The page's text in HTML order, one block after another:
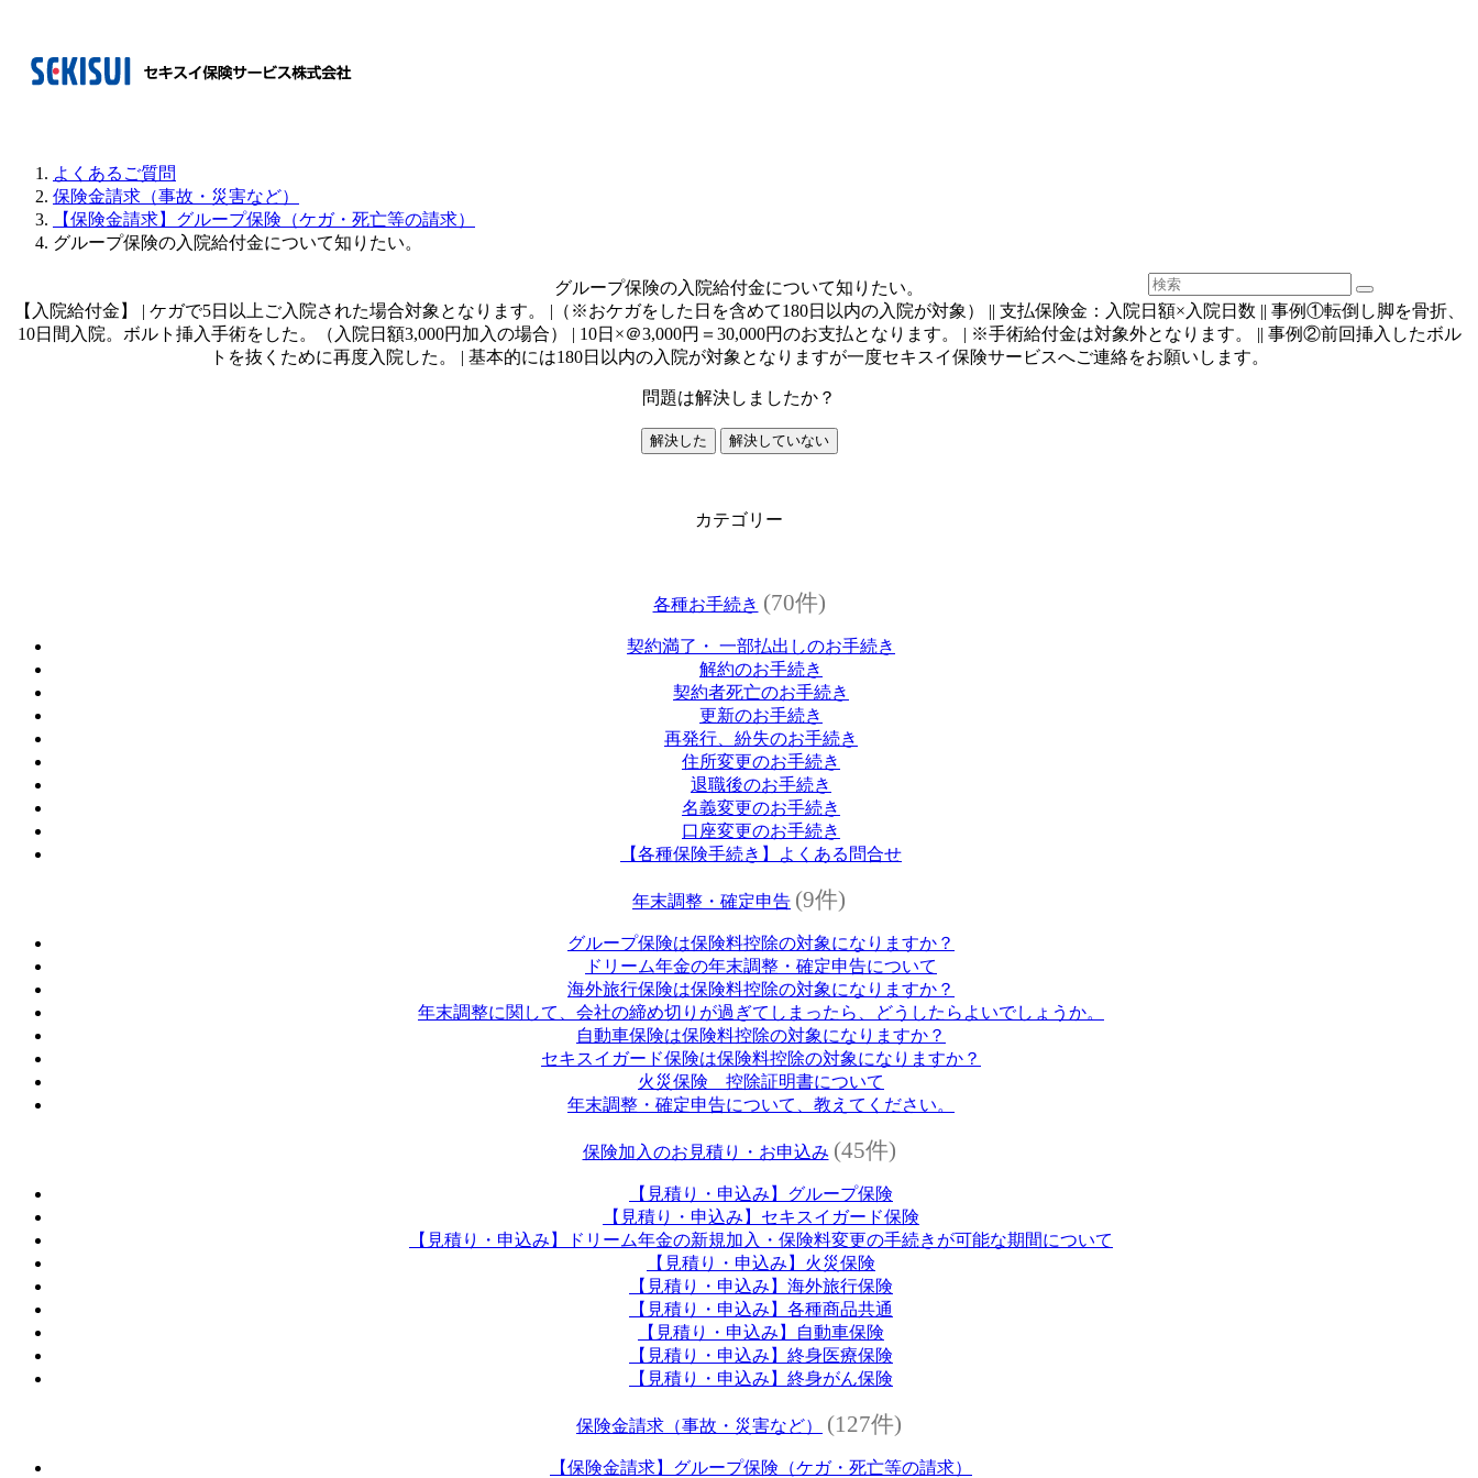
よくあるご質問
保険金請求（事故・災害など）
【保険金請求】グループ保険（ケガ・死亡等の請求）
グループ保険の入院給付金について知りたい。
グループ保険の入院給付金について知りたい。
【入院給付金】 | ケガで5日以上ご入院された場合対象となります。 |（※おケガをした日を含めて180日以内の入院が対象） || 支払保険金：入院日額×入院日数 || 事例①転倒し脚を骨折、
10日間入院。ボルト挿入手術をした。（入院日額3,000円加入の場合） | 10日×＠3,000円＝30,000円のお支払となります。 | ※手術給付金は対象外となります。 || 事例②前回挿入したボル
トを抜くために再度入院した。 | 基本的には180日以内の入院が対象となりますが一度セキスイ保険サービスへご連絡をお願いします。
問題は解決しましたか？
解決した 解決していない
カテゴリー
各種お手続き (70件)
契約満了・ 一部払出しのお手続き
解約のお手続き
契約者死亡のお手続き
更新のお手続き
再発行、紛失のお手続き
住所変更のお手続き
退職後のお手続き
名義変更のお手続き
口座変更のお手続き
【各種保険手続き】よくある問合せ
年末調整・確定申告 (9件)
グループ保険は保険料控除の対象になりますか？
ドリーム年金の年末調整・確定申告について
海外旅行保険は保険料控除の対象になりますか？
年末調整に関して、会社の締め切りが過ぎてしまったら、どうしたらよいでしょうか。
自動車保険は保険料控除の対象になりますか？
セキスイガード保険は保険料控除の対象になりますか？
火災保険 控除証明書について
年末調整・確定申告について、教えてください。
保険加入のお見積り・お申込み (45件)
【見積り・申込み】グループ保険
【見積り・申込み】セキスイガード保険
【見積り・申込み】ドリーム年金の新規加入・保険料変更の手続きが可能な期間について
【見積り・申込み】火災保険
【見積り・申込み】海外旅行保険
【見積り・申込み】各種商品共通
【見積り・申込み】自動車保険
【見積り・申込み】終身医療保険
【見積り・申込み】終身がん保険
保険金請求（事故・災害など） (127件)
【保険金請求】グループ保険（ケガ・死亡等の請求）